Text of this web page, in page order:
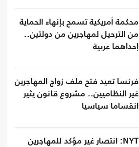
محكمة أمريكية تسمح بإنهاء الحماية
من الترحيل لمهاجرين من دولتين..
إحداهما عربية
فرنسا تعيد فتح ملف زواج المهاجرين
غير النظاميين.. مشروع قانون يثير
انقساما سياسيا
NYT: انتصار غير مؤكد للمهاجرين